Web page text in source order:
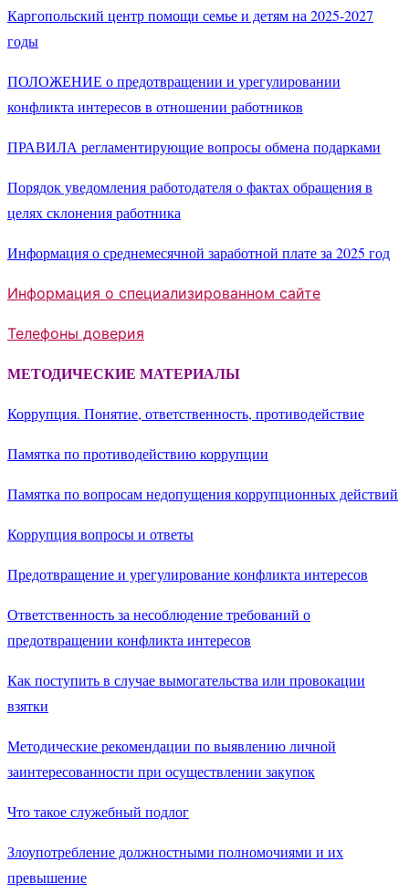
Каргопольский центр помощи семье и детям на 2025-2027
годы
ПОЛОЖЕНИЕ о предотвращении и урегулировании
конфликта интересов в отношении работников
ПРАВИЛА регламентирующие вопросы обмена подарками
Порядок уведомления работодателя о фактах обращения в
целях склонения работника
Информация о среднемесячной заработной плате за 2025 год
Информация о специализированном сайте
Телефоны доверия
МЕТОДИЧЕСКИЕ МАТЕРИАЛЫ
Коррупция. Понятие, ответственность, противодействие
Памятка по противодействию коррупции
Памятка по вопросам недопущения коррупционных действий
Коррупция вопросы и ответы
Предотвращение и урегулирование конфликта интересов
Ответственность за несоблюдение требований о
предотвращении конфликта интересов
Как поступить в случае вымогательства или провокации
взятки
Методические рекомендации по выявлению личной
заинтересованности при осуществлении закупок
Что такое служебный подлог
Злоупотребление должностными полномочиями и их
превышение